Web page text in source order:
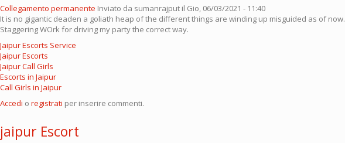
Collegamento permanente Inviato da sumanrajput il Gio, 06/03/2021 - 11:40
It is no gigantic deaden a goliath heap of the different things are winding up misguided as of now.
Staggering WOrk for driving my party the correct way.
Jaipur Escorts Service
Jaipur Escorts
Jaipur Call Girls
Escorts in Jaipur
Call Girls in Jaipur
Accedi o registrati per inserire commenti.
jaipur Escort